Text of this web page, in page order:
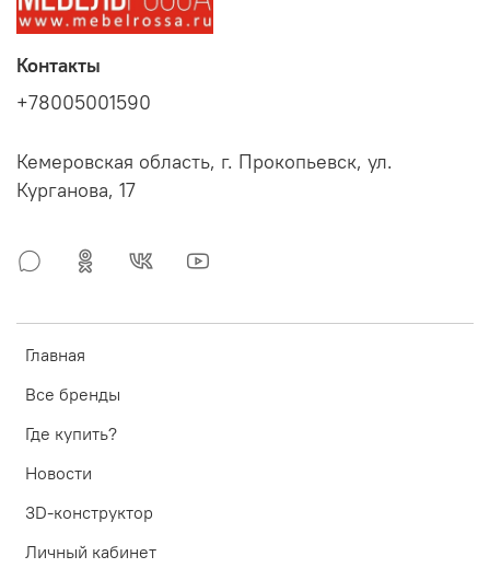
Главная
Все бренды
Где купить?
Новости
3D-конструктор
Личный кабинет
Контакты
+78005001590
Кемеровская область, г. Прокопьевск, ул.
Курганова, 17